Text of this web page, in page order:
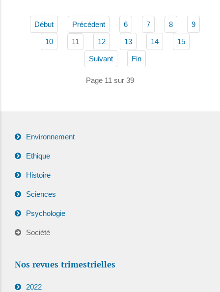
Début Précédent 6 7 8 9
10 11 12 13 14 15
Suivant Fin
Page 11 sur 39
Environnement
Ethique
Histoire
Sciences
Psychologie
Société
Nos revues trimestrielles
2022